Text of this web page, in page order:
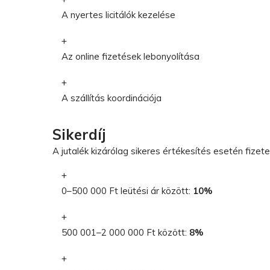
A nyertes licitálók kezelése
Az online fizetések lebonyolítása
A szállítás koordinációja
Sikerdíj
A jutalék kizárólag sikeres értékesítés esetén
0–500 000 Ft leütési ár között: 10%
500 001–2 000 000 Ft között: 8%